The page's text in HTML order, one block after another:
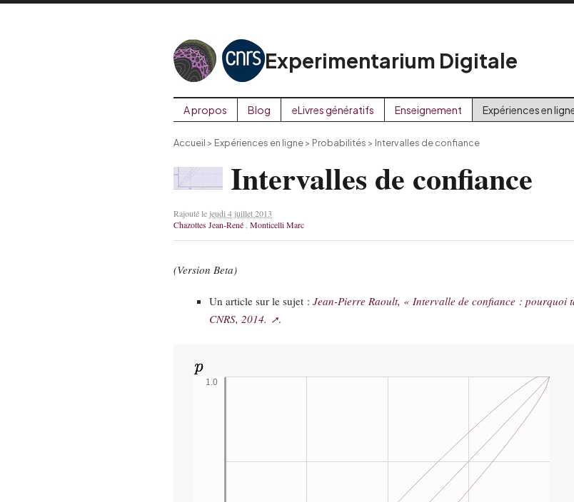
Experimentarium Digitale
A propos Blog eLivres génératifs Enseignement Expériences en
Accueil > Expériences en ligne> Probabilités > Intervalles de confiance
Intervalles de confiance
Rajouté le jeudi 4 juillet 2013
Chazottes Jean-René,Monticelli Marc
(Version Beta)
Un article sur le sujet :Jean-Pierre Raoult, « Intervalle de confiance : pourquoi
CNRS, 2014.
.